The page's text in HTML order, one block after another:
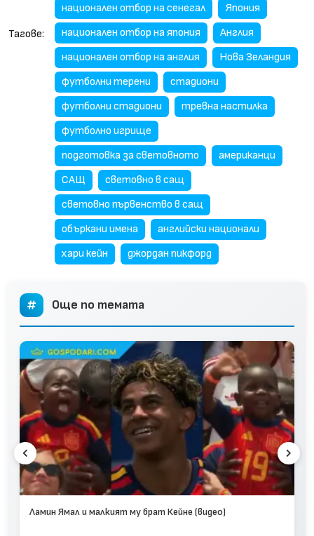
Тагове:
национален отбор на сенегал
Япония
национален отбор на япония
Англия
национален отбор на англия
Нова Зеландия
футболни терени
стадиони
футболни стадиони
тревна настилка
футболно игрище
подготовка за световното
американци
САЩ
световно в сащ
световно първенство в сащ
объркани имена
английски национали
хари кейн
джордан пикфорд
Още по темата
Ламин Ямал и малкият му брат Кейне (видео)